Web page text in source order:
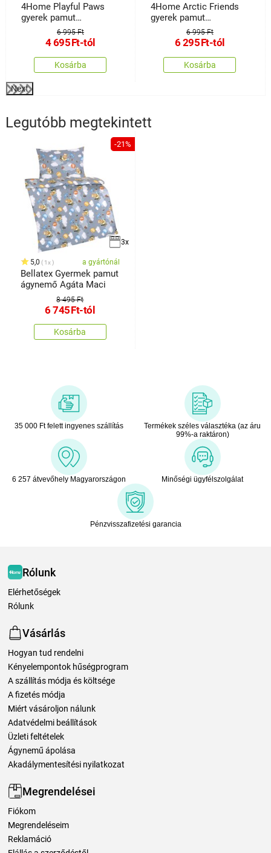
4Home Playful Paws
gyerek pamut
ágyneműhuzat
6 995 Ft
4 695Ft-tól
Kosárba
4Home Arctic Friends
gyerek pamut
ágyneműhuzat
6 995 Ft
6 295Ft-tól
Kosárba
Next
Legutóbb megtekintett
-21%
3x
5,0 1x a gyártónál
Bellatex Gyermek pamut
ágynemő Agáta Maci
8 495 Ft
6 745Ft-tól
Kosárba
35 000 Ft felett ingyenes szállítás
Termékek széles választéka (az áru
99%-a raktáron)
6 257 átvevőhely Magyarországon Minőségi ügyfélszolgálat
Pénzvisszafizetési garancia
Rólunk
Elérhetőségek
Rólunk
Vásárlás
Hogyan tud rendelni
Kényelempontok hűségprogram
A szállítás módja és költsége
A fizetés módja
Miért vásároljon nálunk
Adatvédelmi beállítások
Üzleti feltételek
Ágynemű ápolása
Akadálymentesítési nyilatkozat
Megrendelései
Fiókom
Megrendeléseim
Reklamáció